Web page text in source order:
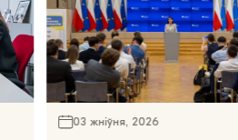
03 жніўня, 2026